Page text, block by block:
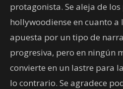
protagonista. Se aleja de
hollywoodiense en cuanto a
apuesta por un tipo de
progresiva, pero en ningún
convierte en un lastre para
lo contrario. Se agradece